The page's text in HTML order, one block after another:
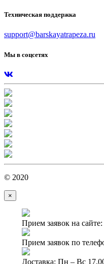
Техническая поддержка
support@barskayatrapeza.ru
Мы в соцсетях
© 2020
×
Прием заявок на
Прием заявок по
Доставка: Пн – Вс